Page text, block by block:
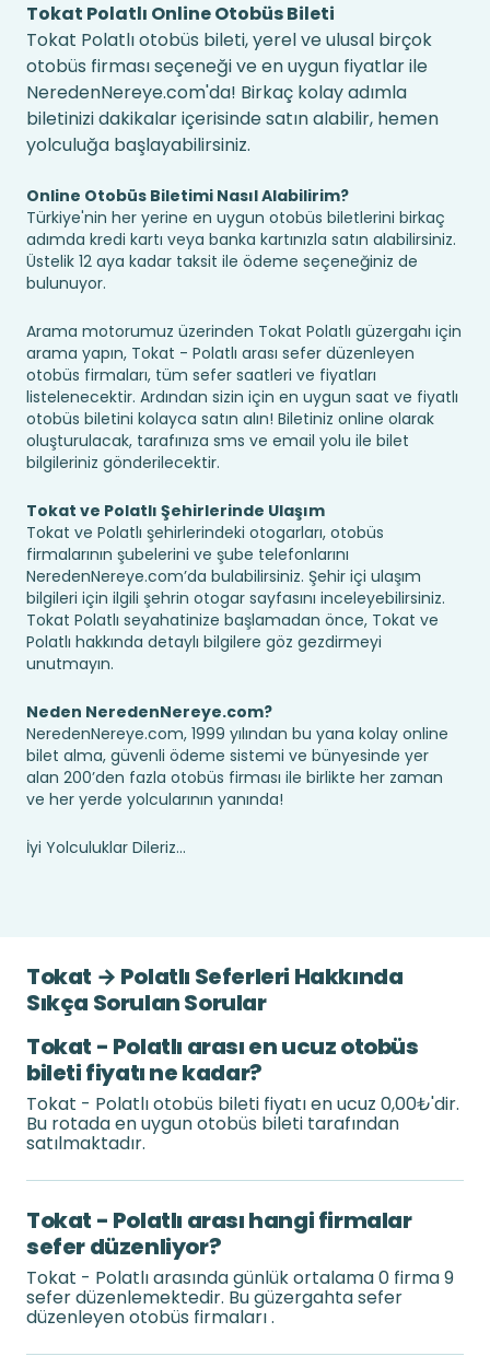
Tokat Polatlı Online Otobüs Bileti
Tokat Polatlı otobüs bileti, yerel ve ulusal birçok
otobüs firması seçeneği ve en uygun fiyatlar ile
NeredenNereye.com'da! Birkaç kolay adımla
biletinizi dakikalar içerisinde satın alabilir, hemen
yolculuğa başlayabilirsiniz.
Online Otobüs Biletimi Nasıl Alabilirim?
Türkiye'nin her yerine en uygun otobüs biletlerini birkaç
adımda kredi kartı veya banka kartınızla satın alabilirsiniz.
Üstelik 12 aya kadar taksit ile ödeme seçeneğiniz de
bulunuyor.
Arama motorumuz üzerinden Tokat Polatlı güzergahı için
arama yapın, Tokat - Polatlı arası sefer düzenleyen
otobüs firmaları, tüm sefer saatleri ve fiyatları
listelenecektir. Ardından sizin için en uygun saat ve fiyatlı
otobüs biletini kolayca satın alın! Biletiniz online olarak
oluşturulacak, tarafınıza sms ve email yolu ile bilet
bilgileriniz gönderilecektir.
Tokat ve Polatlı Şehirlerinde Ulaşım
Tokat ve Polatlı şehirlerindeki otogarları, otobüs
firmalarının şubelerini ve şube telefonlarını
NeredenNereye.com’da bulabilirsiniz. Şehir içi ulaşım
bilgileri için ilgili şehrin otogar sayfasını inceleyebilirsiniz.
Tokat Polatlı seyahatinize başlamadan önce, Tokat ve
Polatlı hakkında detaylı bilgilere göz gezdirmeyi
unutmayın.
Neden NeredenNereye.com?
NeredenNereye.com, 1999 yılından bu yana kolay online
bilet alma, güvenli ödeme sistemi ve bünyesinde yer
alan 200’den fazla otobüs firması ile birlikte her zaman
ve her yerde yolcularının yanında!
İyi Yolculuklar Dileriz...
Tokat → Polatlı Seferleri Hakkında
Sıkça Sorulan Sorular
Tokat - Polatlı arası en ucuz otobüs
bileti fiyatı ne kadar?
Tokat - Polatlı otobüs bileti fiyatı en ucuz 0,00₺'dir.
Bu rotada en uygun otobüs bileti tarafından
satılmaktadır.
Tokat - Polatlı arası hangi firmalar
sefer düzenliyor?
Tokat - Polatlı arasında günlük ortalama 0 firma 9
sefer düzenlemektedir. Bu güzergahta sefer
düzenleyen otobüs firmaları .